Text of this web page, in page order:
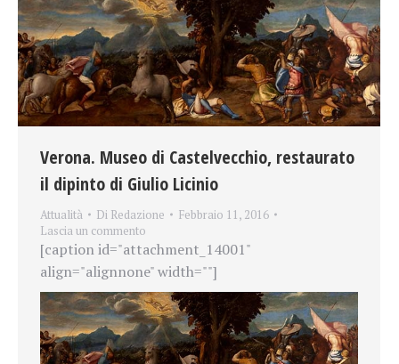
Verona. Museo di Castelvecchio, restaurato
il dipinto di Giulio Licinio
Attualità Di Redazione
Febbraio 11, 2016
Lascia un commento
[caption id="attachment_14001"
align="alignnone" width=""]